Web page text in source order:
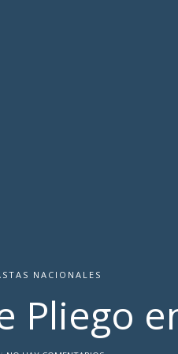
NACIONALES
Pliego